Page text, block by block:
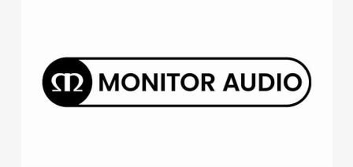
#Mcintosh(マッキントッシュ)
#marantz(マランツ)